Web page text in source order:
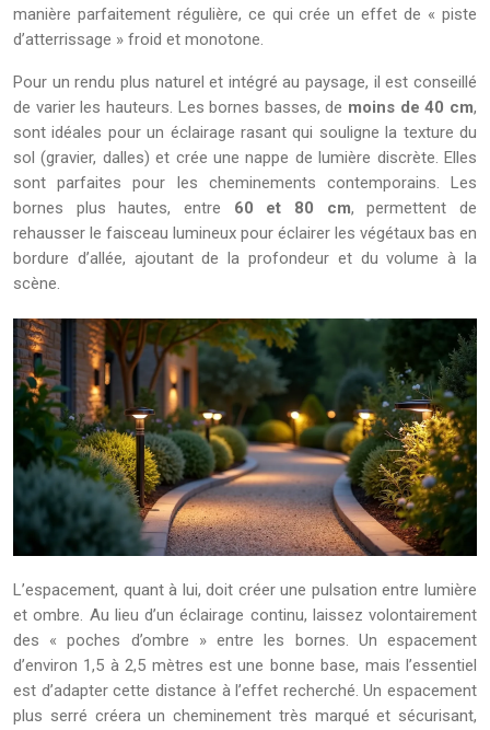
manière parfaitement régulière, ce qui crée un effet de « piste
d’atterrissage » froid et monotone.
Pour un rendu plus naturel et intégré au paysage, il est conseillé
de varier les hauteurs. Les bornes basses, de moins de 40 cm,
sont idéales pour un éclairage rasant qui souligne la texture du
sol (gravier, dalles) et crée une nappe de lumière discrète. Elles
sont parfaites pour les cheminements contemporains. Les
bornes plus hautes, entre 60 et 80 cm, permettent de
rehausser le faisceau lumineux pour éclairer les végétaux bas en
bordure d’allée, ajoutant de la profondeur et du volume à la
scène.
L’espacement, quant à lui, doit créer une pulsation entre lumière
et ombre. Au lieu d’un éclairage continu, laissez volontairement
des « poches d’ombre » entre les bornes. Un espacement
d’environ 1,5 à 2,5 mètres est une bonne base, mais l’essentiel
est d’adapter cette distance à l’effet recherché. Un espacement
plus serré créera un cheminement très marqué et sécurisant,